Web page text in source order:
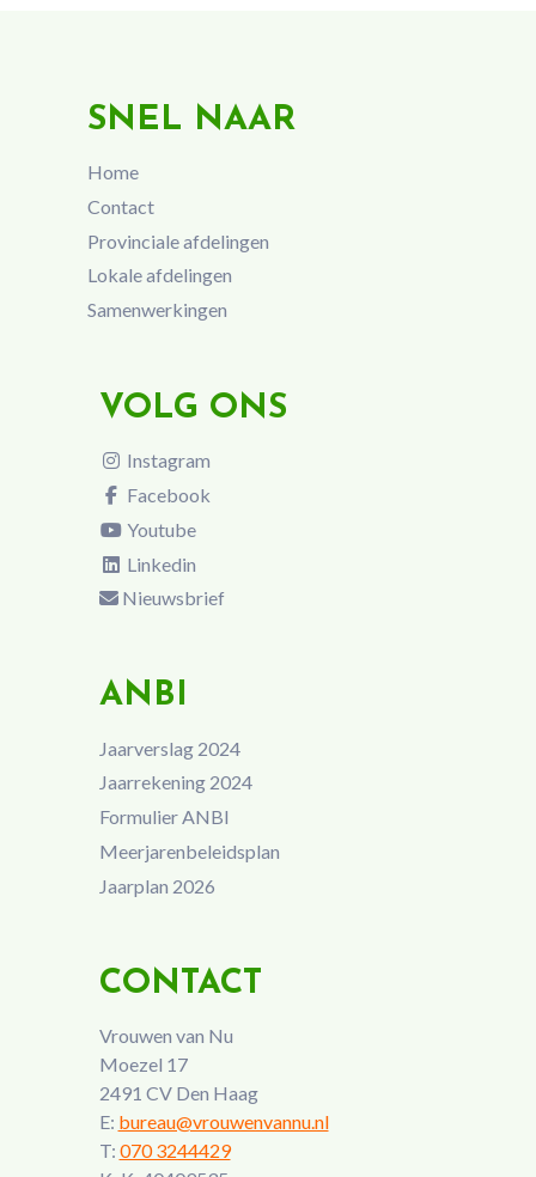
SNEL NAAR
Home
Contact
Provinciale afdelingen
Lokale afdelingen
Samenwerkingen
VOLG ONS
Instagram
Facebook
Youtube
Linkedin
Nieuwsbrief
ANBI
Jaarverslag 2024
Jaarrekening 2024
Formulier ANBI
Meerjarenbeleidsplan
Jaarplan 2026
CONTACT
Vrouwen van Nu
Moezel 17
2491 CV Den Haag
E: bureau@vrouwenvannu.nl
T: 070 3244429